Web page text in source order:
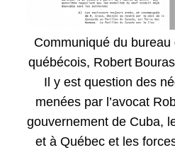
Communiqué du
québécois, Robert
Il y est question des
menées par l’avocat
gouvernement de Cuba,
et à Québec et les